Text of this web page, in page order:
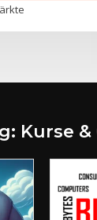
Kurse &